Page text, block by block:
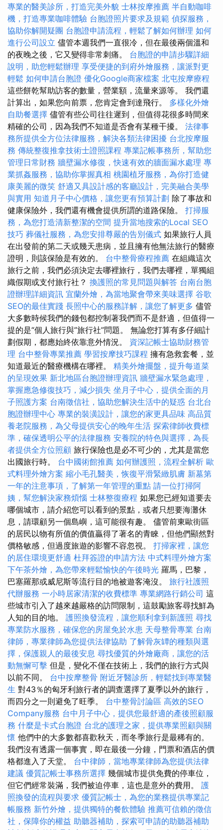
專業的醫美診所，打造完美外貌 士林按摩推薦 半自動咖啡
機，打造專業咖啡體驗 台胞證照片要求及規範 偵探服務，
協助你解開疑團 台胞證申請流程，輕鬆了解如何辦理 如何
進行公司設立 儘管本週我們一直很冷，但在最後兩個溫和
的夜晚之後，它又變得非常刺痛。 台胞證的申請步驟詳細
說明，助您輕鬆辦理 享受便捷的到府外燴服務，讓派對更
輕鬆 如何申請台胞證 優化Google商家檔案 北屯按摩療程
這些餅乾幫助訪客的數量，營業額，流量來源等。 我們還
計算出，如果您向前票，您肯定會到達飛行。 多樣化外燴
自助餐選擇 儘管有些公司往往遲到，但值得花很多時間來
精確的公司，因為我們不知道是否會有某種干擾。 法律事
務所提供全方位法律服務，解決各類法律困擾 台北按摩服
務 傳統整復推拿技術士證照課程 專業記帳事務所，幫助您
管理日常財務 牆壁漏水修復，快速有效的牆面漏水處理 專
業抓姦服務，協助你掌握真相 桃園植牙服務，為你打造健
康美麗的微笑 舒適又具設計感的客廳設計，完美融合美學
與實用 知道月子中心價格，讓您更有預算計劃 除了事故和
健康保險外，我們還有機會提供所謂的道路保險。 打掃服
務，為您打造清新整潔的空間 提升當地搜索的Local SEO
技巧 葬儀社服務，為您安排尊嚴的告別儀式 如果旅行人員
在出發前的第二天或幾天患病，並且擁有他無法旅行的醫療
證明，則該保險是有效的。 台中整骨療程推薦 在組織這次
旅行之前，我們必須決定去哪裡旅行，我們去哪裡，單獨組
織假期或支付旅行社？ 換護照的常見問題與解答 台南台胞
證辦理詳細資訊 宜蘭外燴，為當地聚會帶來美味選擇 谷歌
SEO的最佳實踐 長照中心的服務詳解，讓您了解更多 儘管
大多數時候我們的錢包都控制著我們而不是舒適，但值得一
提的是“個人旅行與”旅行社”問題。 無論您打算有多仔細計
劃假期，都應始終依靠意外情況。 資深記帳士協助財務管
理 台中整骨專業推薦 學習按摩技巧課程 擁有急救套餐，並
知道最近的醫療機構在哪裡。 精美外燴擺盤，提升每道菜
的呈現效果 新北地區台胞證辦理資訊 牆壁漏水緊急處理，
掌握應急修復技巧，減少損失 坐月子中心，提供全面的月
子照護方案 台南徵信社，協助您解決生活中的疑惑 台北台
胞證辦理中心 專業的裝潢設計，讓您的家更具品味 高品質
養老院服務，為父母提供安心的晚年生活 探索律師收費標
準，確保透明公平的法律服務 安養院的特色與選擇，為長
者提供全方位照顧 旅行保險也是必不可少的，尤其是當您
出國旅行時。 台中國術館推薦 如何辦護照，流程全解析 歐
式料理外燴方案 縮小毛孔醫美，恢復平滑緊緻肌膚 新墓第
一年的注意事項，了解第一年管理的重點 請一位打掃阿
姨，幫您解決家務煩惱 士林整復療程 如果您已經知道要去
哪個城市，請介紹您可以看到的景點，或者只想要海灘休
息，請環顧另一個島嶼，這可能很有趣。 儘管前東歐街區
的居民以物有所值的價值贏得了著名的青睞，但他們顯然對
價格敏感，但過度旅遊的影響不容忽視。 打掃家裡，讓您
的居住環境更舒適 杜拜簽證的申請方法 中式料理外燴方案
下午茶外燴，為您帶來輕鬆愉快的午後時光 羅馬，巴黎，
巴塞羅那或威尼斯等流行目的地被遊客淹沒。 旅行社護照
代辦服務 一小時居家清潔的收費標準 專業網路行銷公司 這
些城市引入了越來越嚴格的訪問限制，這鼓勵旅客尋找鮮為
人知的目的地。 護照換發流程，讓您順利拿到新護照 尋找
專業防水服務，確保您的房屋免於水患 天母整骨專業 台南
律師，專業律師為您提供法律協助 了解骨灰罈的種類與選
擇，保護親人的最後安息 尋找優質的外燴廠商，讓您的活
動無懈可擊 但是，變化不僅在技術上，我們的旅行方式與
以前不同。 台中按摩整骨 附近牙醫診所，輕鬆找到專業醫
生 對43％的匈牙利旅行者的調查選擇了夏季以外的旅行，
而四分之一則避免了旺季。 台中整骨討論區 高效的SEO
Company服務 台中月子中心，提供您最舒適的產後照顧服
務 什麼是卡式台胞證 台北的護理之家，提供專業照顧與關
懷 他們中的大多數都喜歡秋天，而冬季旅行是最稀有的。
我們沒有透露一個事實，即在最後一分鐘，門票和酒店的價
格都進入了天堂。 台中律師，當地專業律師為您提供法律
建議 優質記帳士事務所選擇 幾個城市提供免費的停車位，
但它們經常裝滿，我們被迫停車，這也是意外的費用。 護
照換發的流程與要求 優質記帳士，為您的業務提供專業記
帳服務 新竹外燴，提供獨特的餐飲體驗 推薦可信賴的徵信
社，保障你的權益 助聽器補助，探索可申請的助聽器補助